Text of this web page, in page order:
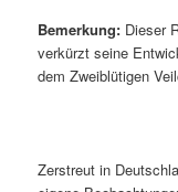
Bemerkung: Dieser
verkürzt seine
dem Zweiblütigen
Zerstreut in